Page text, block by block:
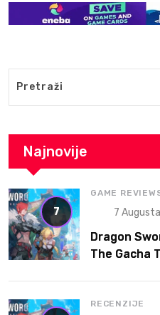
Najnovije
7
GAME
7
Dragon
The Gacha
RECENZIJE